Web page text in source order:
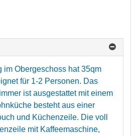
im Obergeschoss hat 35qm
für 1-2 Personen. Das
ist ausgestattet mit einem
besteht aus einer
und Küchenzeile. Die voll
mit Kaffeemaschine,